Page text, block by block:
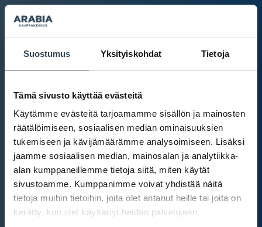
Suostumus Yksityiskohdat Tietoja
Tämä sivusto käyttää evästeitä
Käytämme evästeitä tarjoamamme sisällön ja mainosten
räätälöimiseen, sosiaalisen median ominaisuuksien
tukemiseen ja kävijämäärämme analysoimiseen. Lisäksi
jaamme sosiaalisen median, mainosalan ja analytiikka-
alan kumppaneillemme tietoja siitä, miten käytät
sivustoamme. Kumppanimme voivat yhdistää näitä
tietoja muihin tietoihin, joita olet antanut heille tai joita on
kerätty, kun olet käyttänyt heidän palvelujaan.